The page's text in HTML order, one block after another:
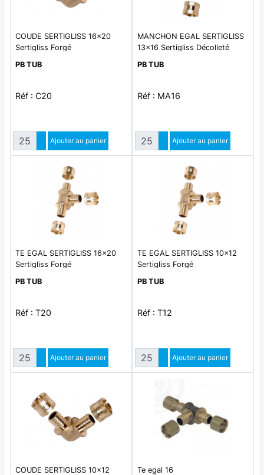
COUDE SERTIGLISS 16x20
Sertigliss Forgé
PB TUB
Réf : C20
QuantitéAugmenter quantité
Diminuer quantité
Ajouter au panier
MANCHON EGAL SERTIGLISS
13x16 Sertigliss Décolleté
PB TUB
Réf : MA16
QuantitéAugmenter quantité
Diminuer quantité
Ajouter au panier
TE EGAL SERTIGLISS 16x20
Sertigliss Forgé
PB TUB
Réf : T20
QuantitéAugmenter quantité
Diminuer quantité
Ajouter au panier
TE EGAL SERTIGLISS 10x12
Sertigliss Forgé
PB TUB
Réf : T12
QuantitéAugmenter quantité
Diminuer quantité
Ajouter au panier
COUDE SERTIGLISS 10x12
Te egal 16